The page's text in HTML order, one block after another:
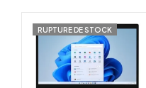
RUPTURE DE STOCK